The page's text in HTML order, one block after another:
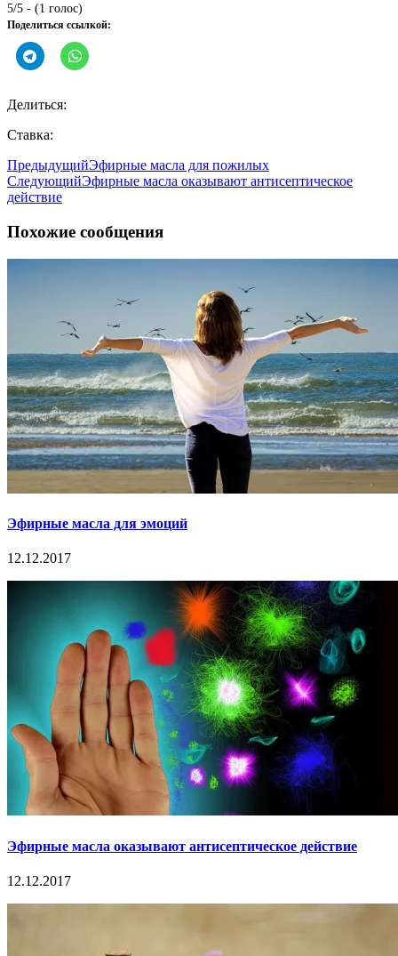
5/5 - (1 голос)
Поделиться ссылкой:
Делиться:
Ставка:
ПредыдущийЭфирные масла для пожилых
СледующийЭфирные масла оказывают антисептическое
действие
Похожие сообщения
Эфирные масла для эмоций
12.12.2017
Эфирные масла оказывают антисептическое действие
12.12.2017